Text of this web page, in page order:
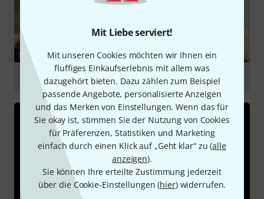
Mit Liebe serviert!
Mit unseren Cookies möchten wir Ihnen ein
fluffiges Einkaufserlebnis mit allem was
dazugehört bieten. Dazu zählen zum Beispiel
passende Angebote, personalisierte Anzeigen
und das Merken von Einstellungen. Wenn das für
Sie okay ist, stimmen Sie der Nutzung von Cookies
für Präferenzen, Statistiken und Marketing
einfach durch einen Klick auf „Geht klar“ zu (alle
anzeigen).
Sie können Ihre erteilte Zustimmung jederzeit
über die Cookie-Einstellungen (hier) widerrufen.
RATGEBER
Schlagzeug-Mikrofonierung